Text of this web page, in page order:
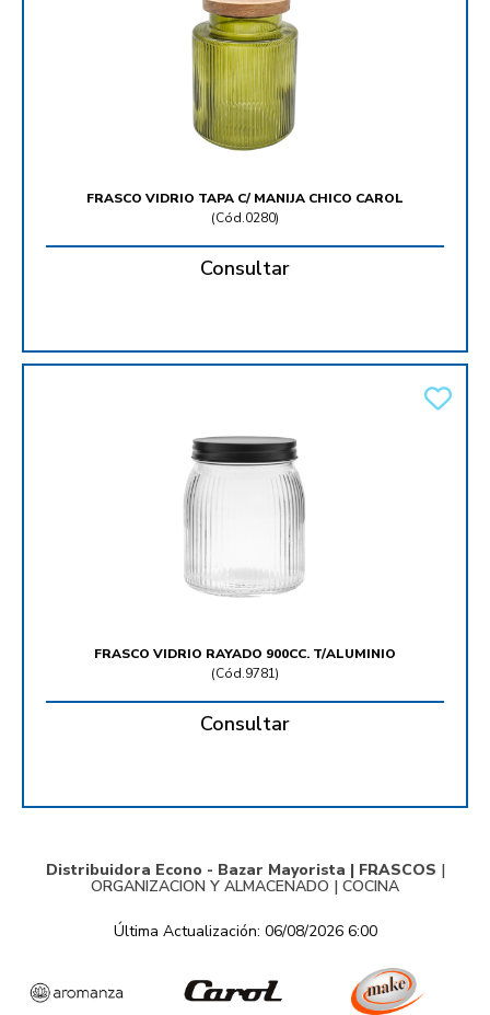
FRASCO VIDRIO TAPA C/ MANIJA CHICO CAROL
(Cód.0280)
Consultar
FRASCO VIDRIO RAYADO 900CC. T/ALUMINIO
(Cód.9781)
Consultar
Distribuidora Econo - Bazar Mayorista | FRASCOS |
ORGANIZACION Y ALMACENADO | COCINA
Última Actualización: 06/08/2026 6:00